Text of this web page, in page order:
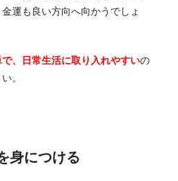
運も良い方向へ向かうでしょ
、日常生活に取り入れやすいの
。
身につける